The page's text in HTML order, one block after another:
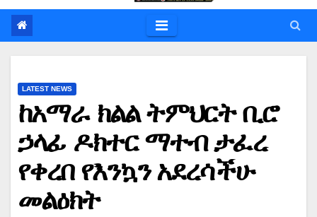
LATEST NEWS
ከአማራ ክልል ትምህርት ቢሮ
ኃላፊ ዶክተር ማተብ ታፈረ
የቀረበ የእንኳን አደረሳችሁ
መልዕክት